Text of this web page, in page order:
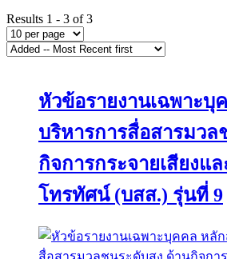
Results 1 - 3 of 3
หัวข้อรายงานเฉพาะ
บริหารการสื่อสารมว
กิจการกระจายเสียงแ
โทรทัศน์ (บสส.) รุ่นที่ 9